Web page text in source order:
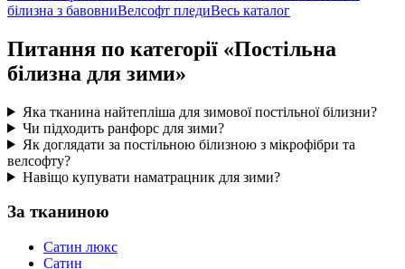
білизна з бавовниВелсофт пледиВесь каталог
Питання по категорії «Постільна
білизна для зими»
Яка тканина найтепліша для зимової постільної білизни?
Чи підходить ранфорс для зими?
Як доглядати за постільною білизною з мікрофібри та
велсофту?
Навіщо купувати наматрацник для зими?
За тканиною
Сатин люкс
Сатин